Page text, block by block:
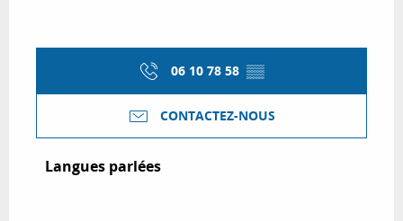
06 10 78 58 ▒▒
CONTACTEZ-NOUS
Langues parlées
Langues parlées